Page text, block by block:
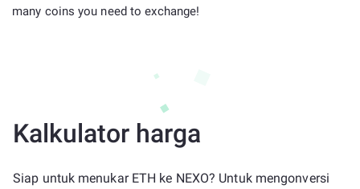
many coins you need to exchange!
Kalkulator harga
Siap untuk menukar ETH ke NEXO? Untuk mengonversi